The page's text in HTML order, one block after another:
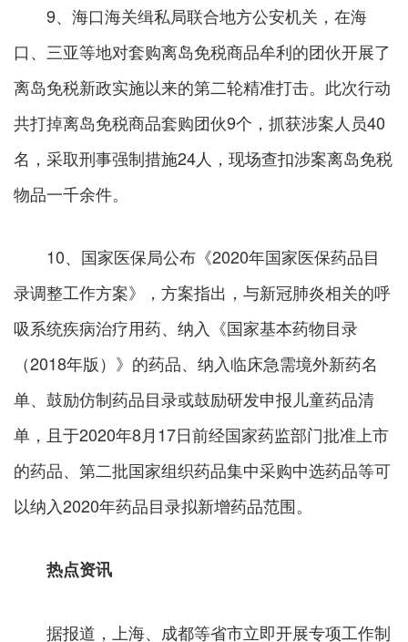
9、海口海关缉私局联合地方公安机关，在海
口、三亚等地对套购离岛免税商品牟利的团伙开展了
离岛免税新政实施以来的第二轮精准打击。此次行动
共打掉离岛免税商品套购团伙9个，抓获涉案人员40
名，采取刑事强制措施24人，现场查扣涉案离岛免税
物品一千余件。
10、国家医保局公布《2020年国家医保药品目
录调整工作方案》，方案指出，与新冠肺炎相关的呼
吸系统疾病治疗用药、纳入《国家基本药物目录
（2018年版）》的药品、纳入临床急需境外新药名
单、鼓励仿制药品目录或鼓励研发申报儿童药品清
单，且于2020年8月17日前经国家药监部门批准上市
的药品、第二批国家组织药品集中采购中选药品等可
以纳入2020年药品目录拟新增药品范围。
热点资讯
据报道，上海、成都等省市立即开展专项工作制